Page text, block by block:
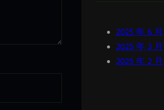
2025 年 6 月
2025 年 3 月
2025 年 2 月